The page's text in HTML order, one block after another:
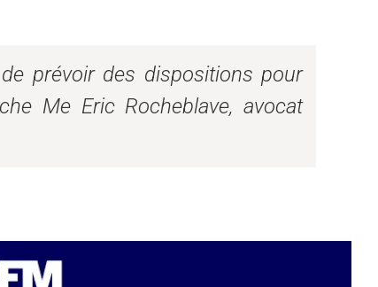
prévoir des dispositions pour
Me Eric Rocheblave, avocat